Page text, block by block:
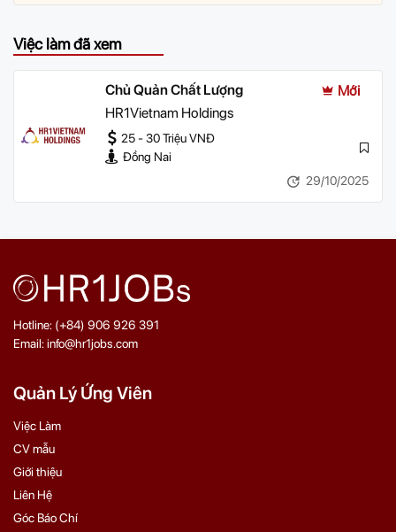
Việc làm đã xem
Chủ Quản Chất Lượng
Mới
HR1Vietnam Holdings
25 - 30 Triệu VNĐ
Đồng Nai
29/10/2025
Hotline: (+84) 906 926 391
Email: info@hr1jobs.com
Quản Lý Ứng Viên
Việc Làm
CV mẫu
Giới thiệu
Liên Hệ
Góc Báo Chí